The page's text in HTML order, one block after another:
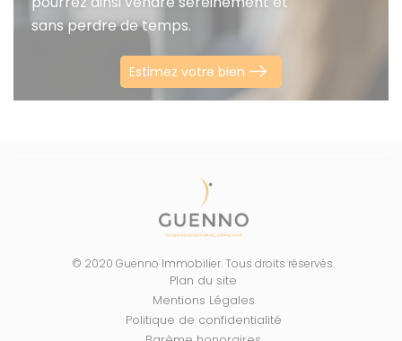
sans perdre de temps.
Estimez votre bien
© 2020 Guenno Immobilier. Tous droits réservés.
Plan du site
Mentions Légales
Politique de confidentialité